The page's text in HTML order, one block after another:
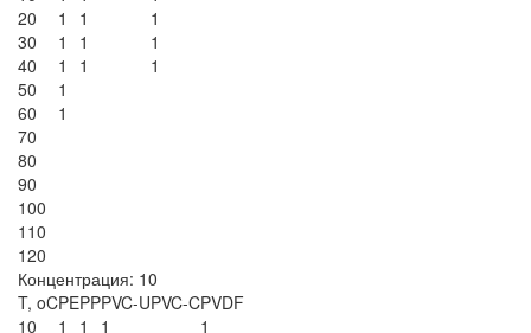
20
1 1
1
30
1 1
1
40
1 1
1
50
1
60
1
70
80
90
100
110
120
Концентрация: 10
T, oCPEPPPVC-UPVC-CPVDF
10
1 1 1
1